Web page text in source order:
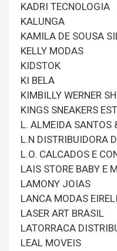
KADRI TECNOLOGIA
KALUNGA
KAMILA DE SOUSA
KELLY MODAS
KIDSTOK
KI BELA
KIMBILLY WERNER
KINGS SNEAKERS
L. ALMEIDA SANTOS
L.N DISTRIBUIDORA
L.O. CALCADOS E
LAIS STORE BABY E
LAMONY JOIAS
LANCA MODAS EIRELI
LASER ART BRASIL
LATORRACA
LEAL MOVEIS